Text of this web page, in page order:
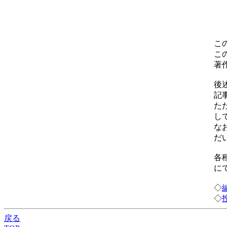
こ
こ
著
後
記
た
し
な
だ
各
に
◇
◇
戻る